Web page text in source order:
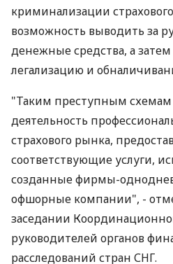
криминализации
возможность выводить за
денежные средства, а
легализацию и
"Таким преступным схемам
деятельность
страхового рынка,
соответствующие услуги,
созданные фирмы-
офшорные компании", -
заседании
руководителей органов
расследований стран СНГ.